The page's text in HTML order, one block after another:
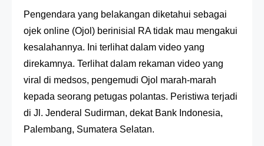
Pengendara yang belakangan diketahui sebagai
ojek online (Ojol) berinisial RA tidak mau mengakui
kesalahannya. Ini terlihat dalam video yang
direkamnya. Terlihat dalam rekaman video yang
viral di medsos, pengemudi Ojol marah-marah
kepada seorang petugas polantas. Peristiwa terjadi
di Jl. Jenderal Sudirman, dekat Bank Indonesia,
Palembang, Sumatera Selatan.